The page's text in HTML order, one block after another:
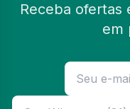
Receba ofertas
em